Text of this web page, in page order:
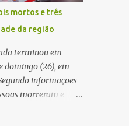
ser realizados.
um
uma
instituição
entrou em contato
um link,
lo pelo
mortos e três
da região
terminou em
domingo (26), em
informações
morreram e